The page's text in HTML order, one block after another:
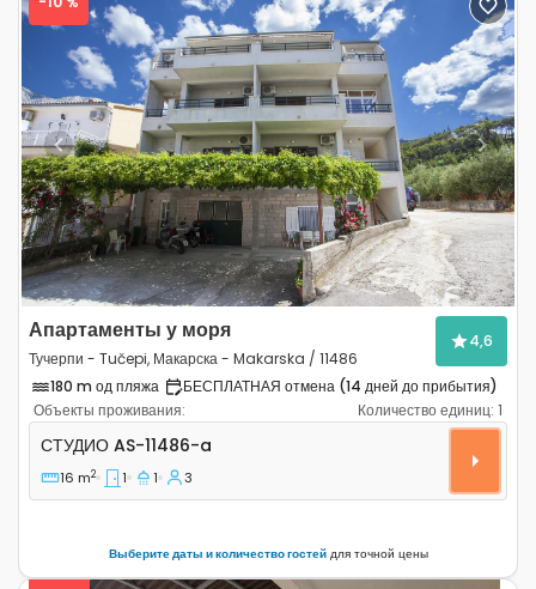
Previous Next
Апартаменты у моря
Тучерпи - Tučepi, Макарска - Makarska / 11486
4,6
180 m од пляжа
БЕСПЛАТНАЯ отмена (14 дней до прибытия)
Объекты проживания:
Количество единиц: 1
Студио-апартаменты Тучерпи - Tučepi, Макарска -
СТУДИО AS-11486-a
16 m2 1 1 3
Выберите даты и количество гостейдля точной цены